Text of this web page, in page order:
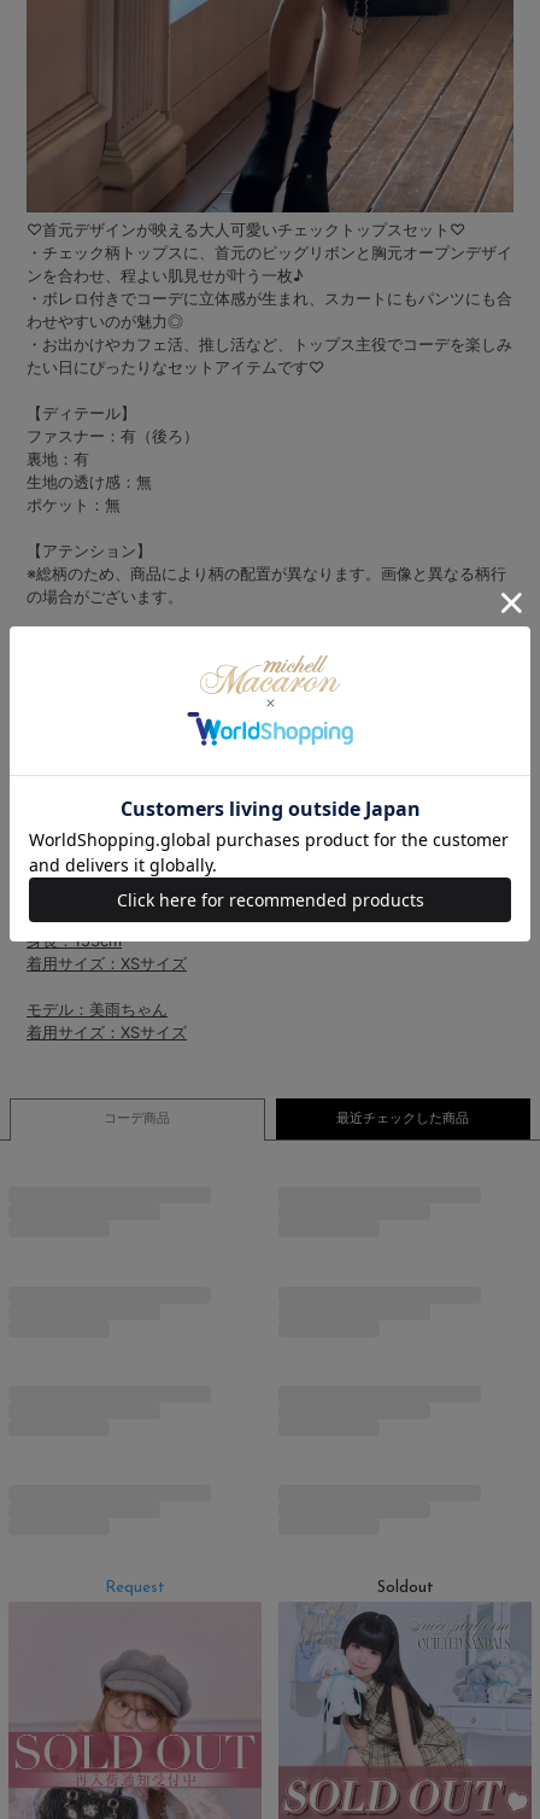
♡首元デザインが映える大人可愛いチェックトップスセット♡
・チェック柄トップスに、首元のビッグリボンと胸元オープンデザイ
ンを合わせ、程よい肌見せが叶う一枚♪
・ボレロ付きでコーデに立体感が生まれ、スカートにもパンツにも合
わせやすいのが魅力◎
・お出かけやカフェ活、推し活など、トップス主役でコーデを楽しみ
たい日にぴったりなセットアイテムです♡
【ディテール】
ファスナー：有（後ろ）
裏地：有
生地の透け感：無
ポケット：無
【アテンション】
※総柄のため、商品により柄の配置が異なります。画像と異なる柄行
の場合がございます。
モデル：若林萌々ちゃん
着用サイズ：XSサイズ
身長：153cm
着用サイズ：XSサイズ
モデル：みるてん
身長：153cm
着用サイズ：XSサイズ
モデル：美雨ちゃん
着用サイズ：XSサイズ
コーデ商品 最近チェックした商品
Request Soldout